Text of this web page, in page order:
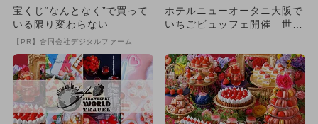
宝くじ“なんとなく”で買って
いる限り変わらない
【PR】合同会社デジタルファーム
ホテルニューオータニ大阪で
いちごビュッフェ開催 世界
ボ